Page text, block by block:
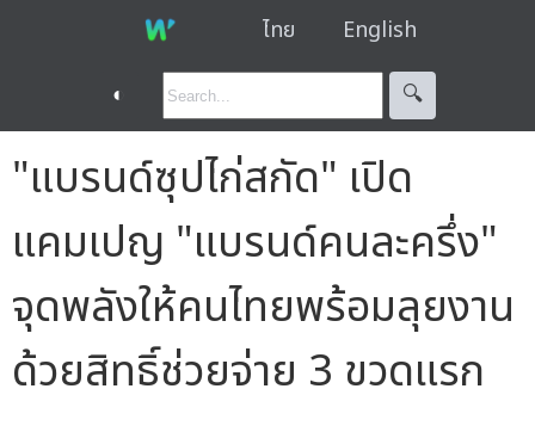
ไทย English
◐ 🔍︎
"แบรนด์ซุปไก่สกัด" เปิด
แคมเปญ "แบรนด์คนละครึ่ง"
จุดพลังให้คนไทยพร้อมลุยงาน
ด้วยสิทธิ์ช่วยจ่าย 3 ขวดแรก